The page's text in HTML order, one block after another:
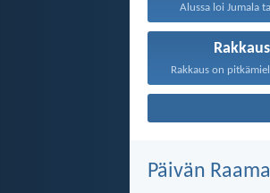
Alussa loi Jumala
Rakkaus
Päivän